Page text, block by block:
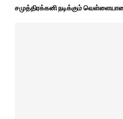
சமுத்திரக்கனி நடிக்கும்